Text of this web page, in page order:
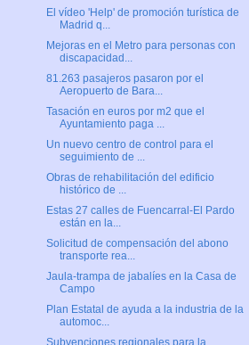
El vídeo 'Help' de promoción turística de
Madrid q...
Mejoras en el Metro para personas con
discapacidad...
81.263 pasajeros pasaron por el
Aeropuerto de Bara...
Tasación en euros por m2 que el
Ayuntamiento paga ...
Un nuevo centro de control para el
seguimiento de ...
Obras de rehabilitación del edificio
histórico de ...
Estas 27 calles de Fuencarral-El Pardo
están en la...
Solicitud de compensación del abono
transporte rea...
Jaula-trampa de jabalíes en la Casa de
Campo
Plan Estatal de ayuda a la industria de la
automoc...